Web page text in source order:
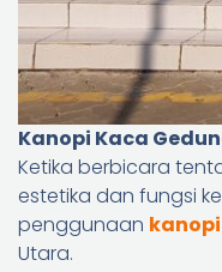
Kanopi Kaca
Ketika berbicara
estetika dan fungsi
penggunaan
Utara.